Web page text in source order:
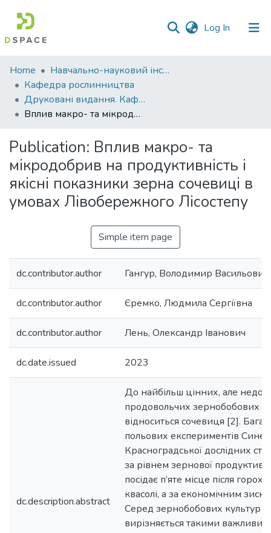
Log In (current)
Communities
&
Collections
Statistics
Home
Навчально-науковий інститут агротехнологій, селекції та екології
Кафедра рослинництва
Друковані видання. Кафедра рослинництва
Вплив макро- та мікродобрив на продуктивність і якісні показники зерна сочевиці в умовах Лівобережного Лісостепу
Publication: Вплив макро- та
мікродобрив на продуктивність і
якісні показники зерна сочевиці в
умовах Лівобережного Лісостепу
Simple item page
dc.contributor.author Гангур, Володимир Васильович
dc.contributor.author Єремко, Людмила Сергіївна
dc.contributor.author Лень, Олександр Іванович
dc.date.issued 2023
dc.description.abstract
До найбільш цінних, але
продовольчих зернобобових
відноситься сочевиця [2].
польових експериментів
Красноградської дослідних
за рівнем зернової
посідає п’яте місце після
квасолі, а за економічним
Серед зернобобових культур
вирізняється такими